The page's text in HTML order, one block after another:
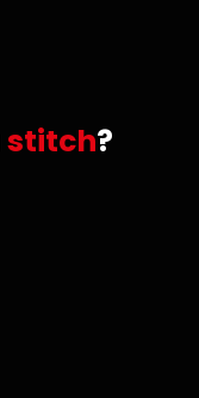
stitch?